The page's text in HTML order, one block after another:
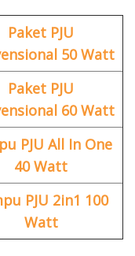
Paket PJU
50 Watt
Paket PJU
60 Watt
PJU All In One
40 Watt
PJU 2in1 100
Watt